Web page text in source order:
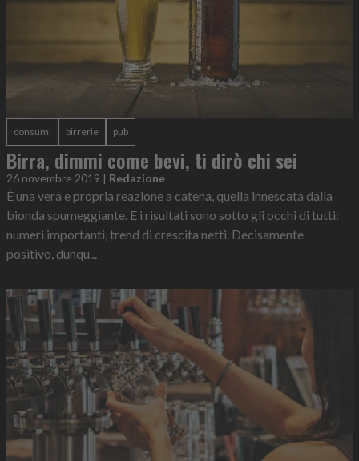
consumi birrerie pub
Birra, dimmi come bevi, ti dirò chi sei
26 novembre 2019 | Redazione
È una vera e propria reazione a catena, quella innescata dalla
bionda spumeggiante. E i risultati sono sotto gli occhi di tutti:
numeri importanti, trend di crescita netti. Decisamente
positivo, dunqu...